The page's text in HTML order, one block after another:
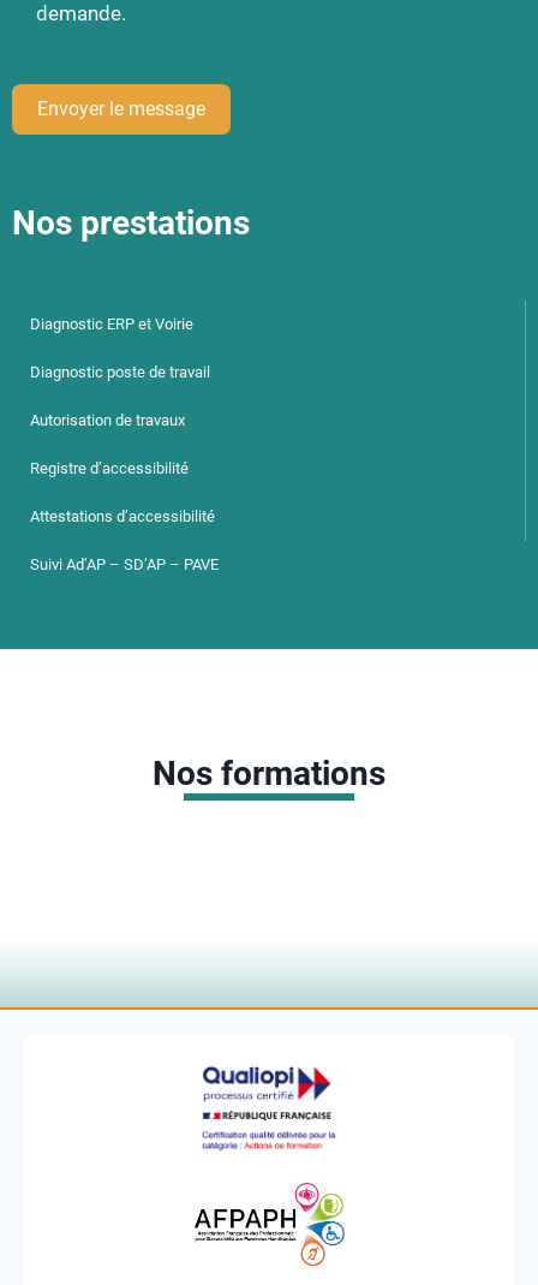
demande.
Envoyer le message
Nos prestations
Diagnostic ERP et Voirie
Diagnostic poste de travail
Autorisation de travaux
Registre d’accessibilité
Attestations d’accessibilité
Suivi Ad’AP – SD’AP – PAVE
Nos formations